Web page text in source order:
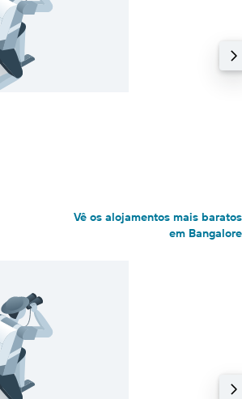
Vê os alojamentos mais baratos
em Bangalore